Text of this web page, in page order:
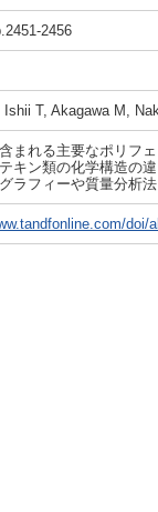
2456
Ishii T, Akagawa M,
まれる主要なポリフ
キン類の化学構造の
ラフィーや質量分析
doi/